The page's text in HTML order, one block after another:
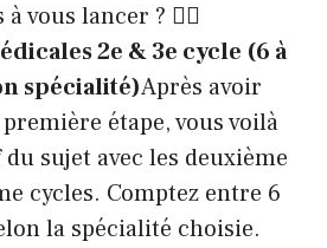
vous lancer ? 🏃‍♀️
2e & 3e cycle (6 à
spécialité)Après avoir
étape, vous voilà
sujet avec les deuxième
cycles. Comptez entre 6
la spécialité choisie.